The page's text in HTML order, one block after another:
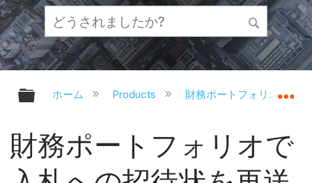
グローバル階層を展開/折りたたむ
ホーム Products 財務ポートフォリオと資
財務ポートフォリオで